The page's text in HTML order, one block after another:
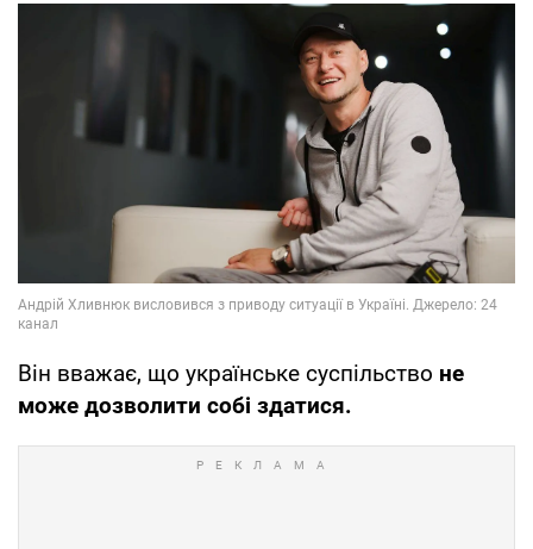
Він вважає, що українське суспільство не
може дозволити собі здатися.